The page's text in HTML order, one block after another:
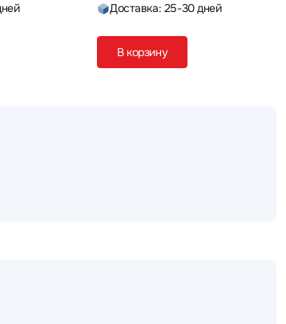
Доставка: 25-30 дней
В корзину